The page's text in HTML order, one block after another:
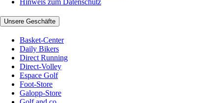
Unsere Geschäfte
Basket-Center
Daily Bikers
Direct Running
Direct-Volley
Espace Golf
Foot-Store
Galopp-Store